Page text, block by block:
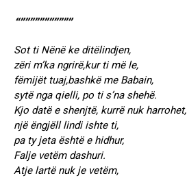
“”””””””””””
Sot ti Nënë ke ditëlindjen,
zëri m’ka ngrirë,kur ti më le,
fëmijët tuaj,bashkë me Babain,
sytë nga qielli, po ti s’na shehë.
Kjo datë e shenjtë, kurrë nuk harrohet,
një ëngjëll lindi ishte ti,
pa ty jeta është e hidhur,
Falje vetëm dashuri.
Atje lartë nuk je vetëm,